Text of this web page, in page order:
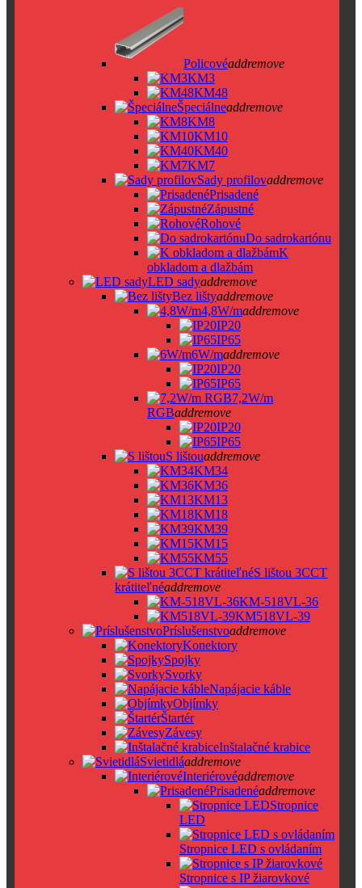
Policovéaddremove
KM3
KM48
Špeciálneaddremove
KM8
KM10
KM40
KM7
Sady profilovaddremove
Prisadené
Zápustné
Rohové
Do sadrokartónu
K
obkladom a dlažbám
LED sadyaddremove
Bez lištyaddremove
4,8W/maddremove
IP20
IP65
6W/maddremove
IP20
IP65
7,2W/m
RGBaddremove
IP20
IP65
S lištouaddremove
KM34
KM36
KM13
KM18
KM39
KM15
KM55
S lištou 3CCT
krátiteľnéaddremove
KM-518VL-36
KM518VL-39
Príslušenstvoaddremove
Konektory
Spojky
Svorky
Napájacie káble
Objímky
Štartér
Závesy
Inštalačné krabice
Svietidláaddremove
Interiérovéaddremove
Prisadenéaddremove
Stropnice
LED
Stropnice LED s ovládaním
Stropnice s IP žiarovkové